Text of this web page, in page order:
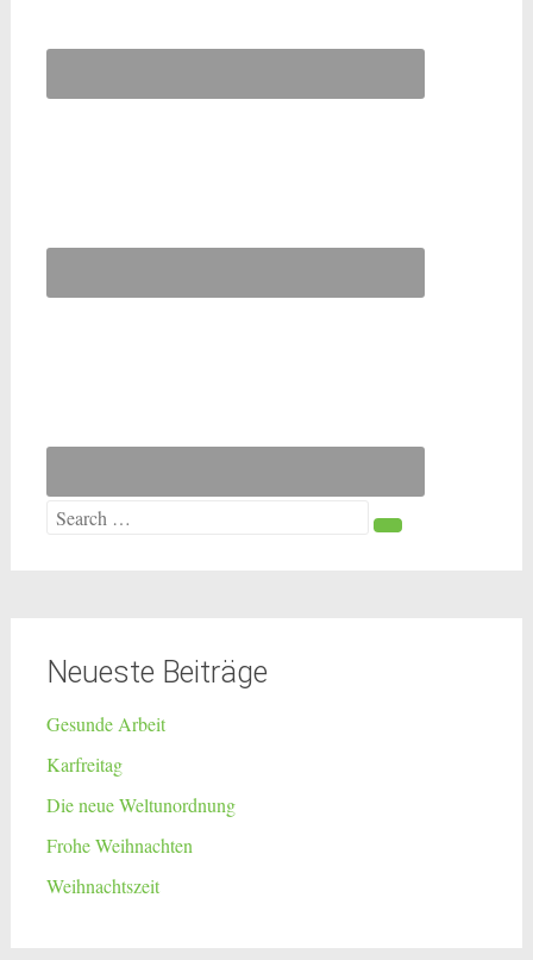
Search
Neueste Beiträge
Gesunde Arbeit
Karfreitag
Die neue Weltunordnung
Frohe Weihnachten
Weihnachtszeit